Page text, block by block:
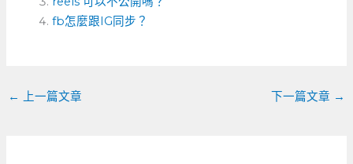
o g
t
fb怎麼跟IG同步？
← 上一篇文章 下一篇文章 →